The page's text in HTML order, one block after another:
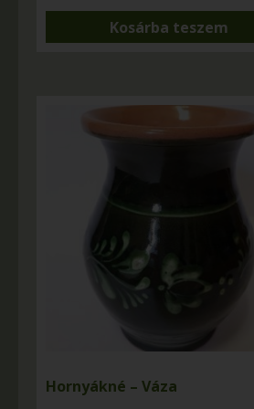
Kosárba teszem
Hornyákné – Váza